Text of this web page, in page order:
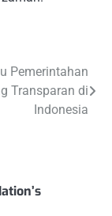
Pemerintahan
Transparan di
Indonesia